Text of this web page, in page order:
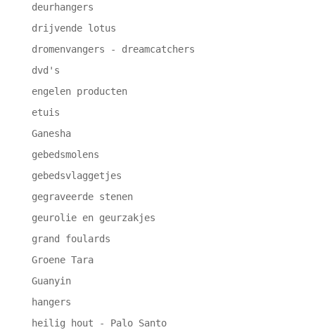
deurhangers
drijvende lotus
dromenvangers - dreamcatchers
dvd's
engelen producten
etuis
Ganesha
gebedsmolens
gebedsvlaggetjes
gegraveerde stenen
geurolie en geurzakjes
grand foulards
Groene Tara
Guanyin
hangers
heilig hout - Palo Santo